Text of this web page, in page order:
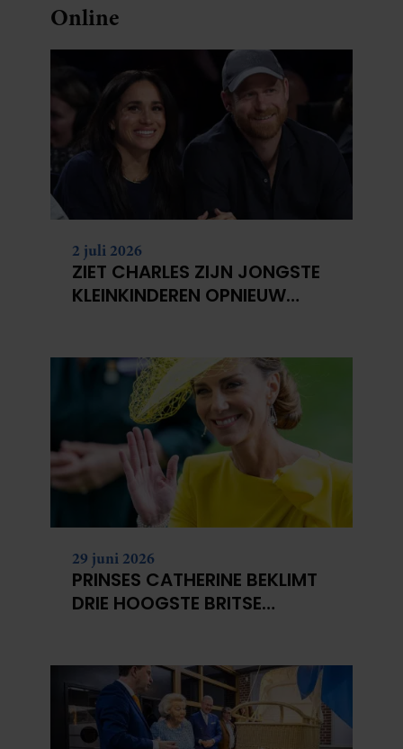
Online
2 juli 2026
ZIET CHARLES ZIJN JONGSTE
KLEINKINDEREN OPNIEUW
29 juni 2026
PRINSES CATHERINE BEKLIMT
DRIE HOOGSTE BRITSE